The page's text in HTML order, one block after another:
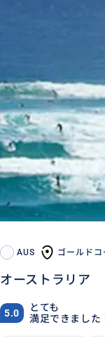
AUS ゴールドコ
オーストラリア
5.0
とても
満足できました